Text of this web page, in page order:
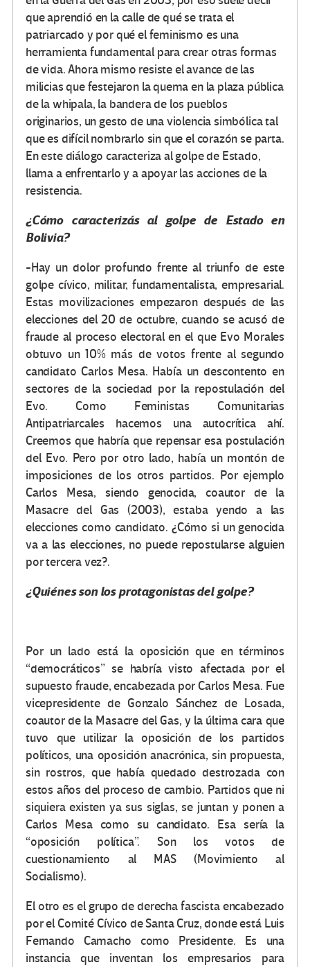
que aprendió en la calle de qué se trata el
patriarcado y por qué el feminismo es una
herramienta fundamental para crear otras formas
de vida. Ahora mismo resiste el avance de las
milicias que festejaron la quema en la plaza pública
de la whipala, la bandera de los pueblos
originarios, un gesto de una violencia simbólica tal
que es difícil nombrarlo sin que el corazón se parta.
En este diálogo caracteriza al golpe de Estado,
llama a enfrentarlo y a apoyar las acciones de la
resistencia.
¿Cómo caracterizás al golpe de Estado en
Bolivia?
-Hay un dolor profundo frente al triunfo de este
golpe cívico, militar, fundamentalista, empresarial.
Estas movilizaciones empezaron después de las
elecciones del 20 de octubre, cuando se acusó de
fraude al proceso electoral en el que Evo Morales
obtuvo un 10% más de votos frente al segundo
candidato Carlos Mesa. Había un descontento en
sectores de la sociedad por la repostulación del
Evo. Como Feministas Comunitarias
Antipatriarcales hacemos una autocrítica ahí.
Creemos que habría que repensar esa postulación
del Evo. Pero por otro lado, había un montón de
imposiciones de los otros partidos. Por ejemplo
Carlos Mesa, siendo genocida, coautor de la
Masacre del Gas (2003), estaba yendo a las
elecciones como candidato. ¿Cómo si un genocida
va a las elecciones, no puede repostularse alguien
por tercera vez?.
¿Quiénes son los protagonistas del golpe?
Por un lado está la oposición que en términos
“democráticos” se habría visto afectada por el
supuesto fraude, encabezada por Carlos Mesa. Fue
vicepresidente de Gonzalo Sánchez de Losada,
coautor de la Masacre del Gas, y la última cara que
tuvo que utilizar la oposición de los partidos
políticos, una oposición anacrónica, sin propuesta,
sin rostros, que había quedado destrozada con
estos años del proceso de cambio. Partidos que ni
siquiera existen ya sus siglas, se juntan y ponen a
Carlos Mesa como su candidato. Esa sería la
“oposición política”. Son los votos de
cuestionamiento al MAS (Movimiento al
Socialismo).
El otro es el grupo de derecha fascista encabezado
por el Comité Cívico de Santa Cruz, donde está Luis
Fernando Camacho como Presidente. Es una
instancia que inventan los empresarios para